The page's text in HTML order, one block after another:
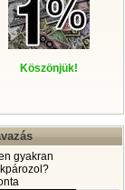
Köszönjük!
gyakran